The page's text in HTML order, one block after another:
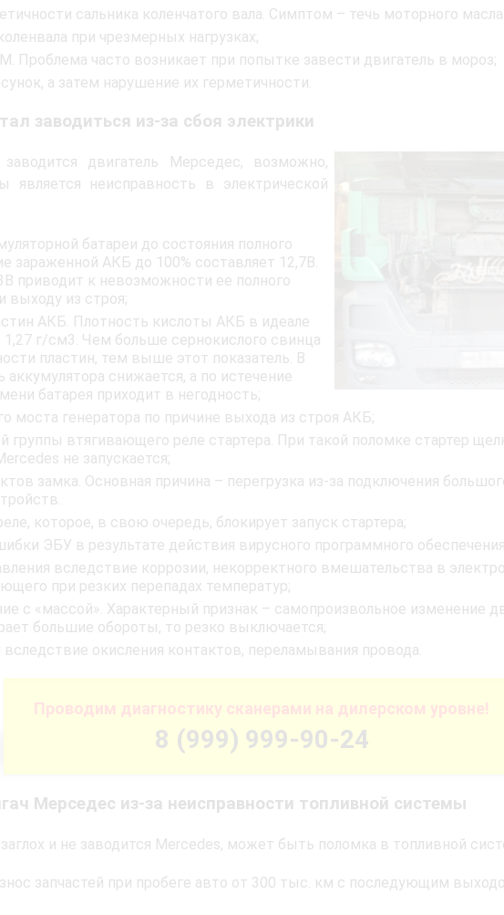
сальника коленчатого вала. Симптом – течь моторного
при чрезмерных нагрузках;
Проблема часто возникает при попытке завести двигатель в мороз;
а затем нарушение их герметичности.
заводиться из-за сбоя электрики
двигатель Мерседес, возможно,
является неисправность в электрической
батареи до состояния полного
зараженной АКБ до 100% составляет 12,7В.
приводит к невозможности ее полного
выходу из строя;
АКБ. Плотность кислоты АКБ в идеале
1,27 г/см3. Чем больше сернокислого свинца
пластин, тем выше этот показатель. В
аккумулятора снижается, а по истечение
батарея приходит в негодность;
моста генератора по причине выхода из строя АКБ;
группы втягивающего реле стартера. При такой поломке стартер
не запускается;
замка. Основная причина – перегрузка из-за подключения
которое, в свою очередь, блокирует запуск стартера;
ЭБУ в результате действия вирусного программного
вследствие коррозии, некорректного вмешательства в
при резких перепадах температур;
с «массой». Характерный признак – самопроизвольное изменение
большие обороты, то резко выключается;
окисления контактов, переламывания провода.
Проводим диагностику сканерами на дилерском уровне!
8 (999) 999-90-24
Мерседес из-за неисправности топливной системы
и не заводится Mercedes, может быть поломка в топливной
запчастей при пробеге авто от 300 тыс. км с последующим